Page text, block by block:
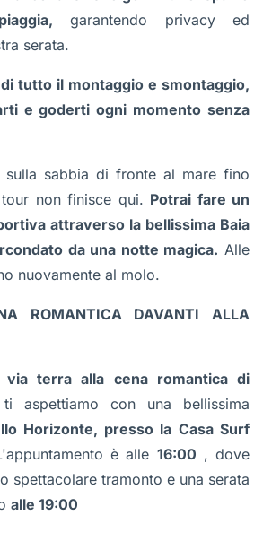
garantendo privacy ed
serata.
tutto il montaggio e smontaggio,
e goderti ogni momento senza
sulla sabbia di fronte al mare fino
non finisce qui. Potrai fare un
attraverso la bellissima Baia
da una notte magica. Alle
nuovamente al molo.
ROMANTICA DAVANTI ALLA
terra alla cena romantica di
ti aspettiamo con una bellissima
Horizonte, presso la Casa Surf
è alle 16:00 , dove
spettacolare tramonto e una serata
alle 19:00